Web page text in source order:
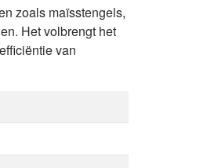
zoals maïsstengels,
Het volbrengt het
van